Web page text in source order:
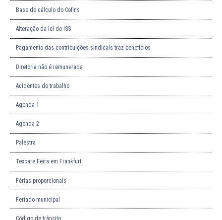
Base de cálculo do Cofins
Alteração da lei do ISS
Pagamento das contribuições sindicais traz benefícios
Diretoria não é remunerada
Acidentes de trabalho
Agenda 1
Agenda 2
Palestra
Texcare Feira em Frankfurt
Férias proporcionais
Feriado municipal
Código de trânsito